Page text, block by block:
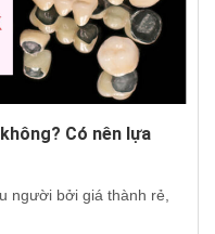
Có nên lựa
người bởi giá thành rẻ,